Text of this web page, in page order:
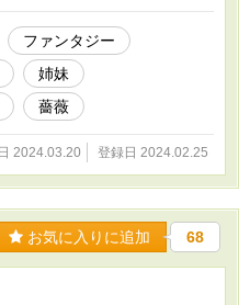
すのでご注意ください。 ※性描
ファンタジー
姉妹
薔薇
2024.03.20 登録日 2024.02.25
お気に入りに追加 68